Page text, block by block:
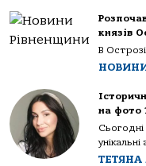
князів
В
на фото
унікальні